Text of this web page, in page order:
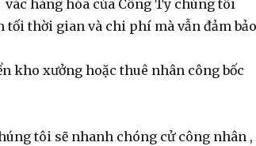
hàng hóa của Công Ty chúng tôi
tối thời gian và chi phí mà vẫn đảm bảo
kho xưởng hoặc thuê nhân công bốc
tôi sẽ nhanh chóng cử công nhân ,